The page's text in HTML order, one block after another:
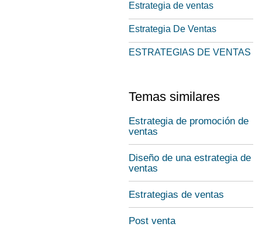
Estrategia de ventas
Estrategia De Ventas
ESTRATEGIAS DE VENTAS
Temas similares
Estrategia de promoción de
ventas
Diseño de una estrategia de
ventas
Estrategias de ventas
Post venta